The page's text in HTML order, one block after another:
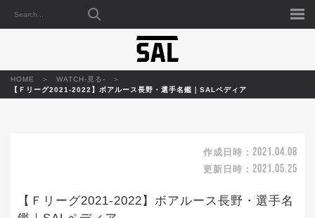
HOME
WATCH-見る-
【Ｆリーグ2021-2022】ボアルース長野・選手名鑑｜SALペディア
作成日時： 2021.04.08
更新日時： 2021.05.25
【Ｆリーグ2021-2022】ボアルース長野・選手名